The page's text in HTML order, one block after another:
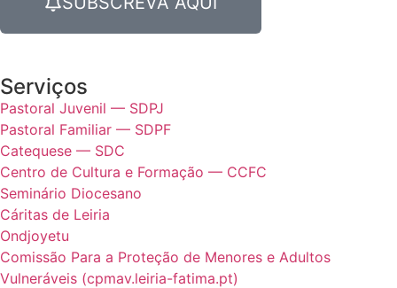
Serviços
Pastoral Juvenil — SDPJ
Pastoral Familiar — SDPF
Catequese — SDC
Centro de Cultura e Formação — CCFC
Seminário Diocesano
Cáritas de Leiria
Ondjoyetu
Comissão Para a Proteção de Menores e Adultos
Vulneráveis (cpmav.leiria-fatima.pt)